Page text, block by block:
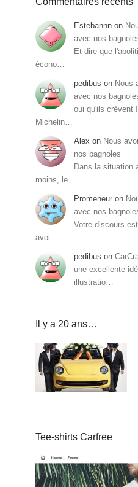
Estebannn on
avec nos
Et dire que
écono…
pedibus on Nous
avec nos
oui qu'ils crèvent
Michelin…
Alex on Nous
nos bagnoles
Dans la situation
moins, le…
Promeneur on
avec nos
Votre discours
avoi…
pedibus on
une excellente
illustratio…
Il y a 20 ans…
Tee-shirts Carfree